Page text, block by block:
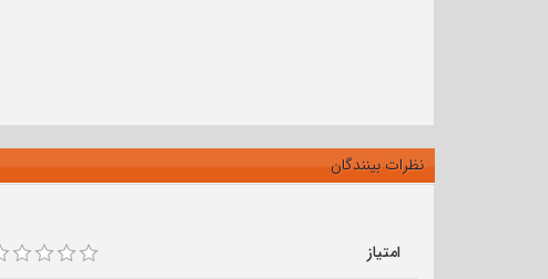
نظرات بینندگان
امتیاز